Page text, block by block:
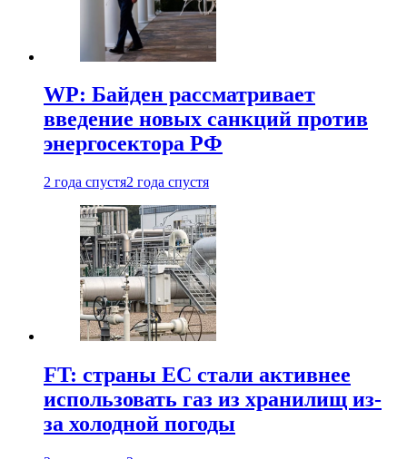
WP: Байден рассматривает
введение новых санкций против
энергосектора РФ
2 года спустя2 года спустя
FT: страны ЕС стали активнее
использовать газ из хранилищ из-
за холодной погоды